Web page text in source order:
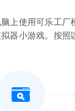
上使用可乐工厂
器小游戏。按照